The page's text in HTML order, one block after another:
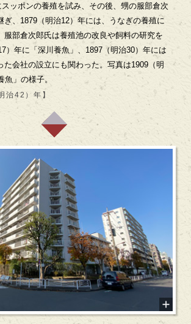
ッポンの養殖を試み、その後、甥の服部倉次
ぎ、1879（明治12）年には、うなぎの養殖に
服部倉次郎氏は養殖池の改良や飼料の研究を
）年に「深川養魚」、1897（明治30）年には
た会社の設立にも関わった。写真は1909（明
」の様子。
治42）年】